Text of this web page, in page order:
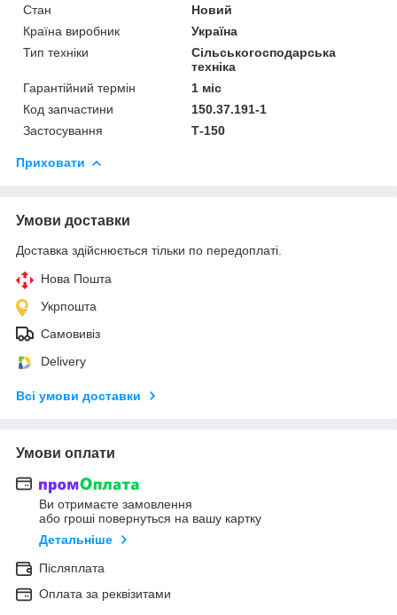
Стан
Новий
Країна виробник
Україна
Тип техніки
Сільськогосподарська
техніка
Гарантійний термін
1 міс
Код запчастини
150.37.191-1
Застосування
Т-150
Приховати
Умови доставки
Доставка здійснюється тільки по передоплаті.
Нова Пошта
Укрпошта
Самовивіз
Delivery
Всі умови доставки
Умови оплати
Ви отримаєте замовлення
або гроші повернуться на вашу картку
Детальніше
Післяплата
Оплата за реквізитами